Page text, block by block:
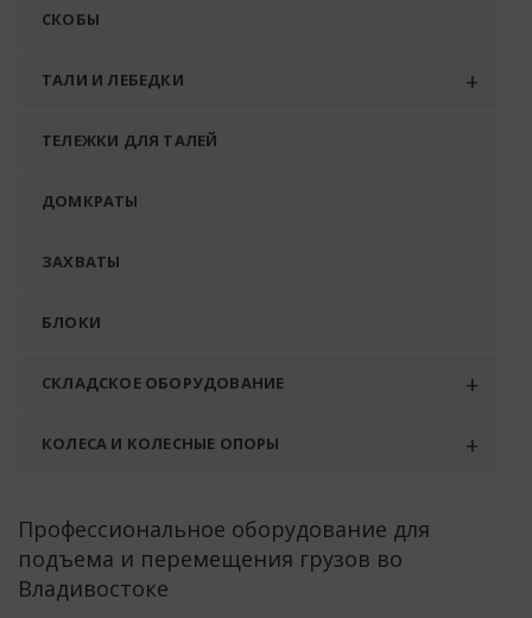
СКОБЫ
ТАЛИ И ЛЕБЕДКИ
ТЕЛЕЖКИ ДЛЯ ТАЛЕЙ
ДОМКРАТЫ
ЗАХВАТЫ
БЛОКИ
СКЛАДСКОЕ ОБОРУДОВАНИЕ
КОЛЕСА И КОЛЕСНЫЕ ОПОРЫ
Профессиональное оборудование для
подъема и перемещения грузов во
Владивостоке